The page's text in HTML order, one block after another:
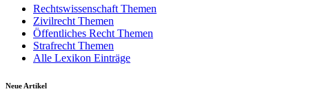
Rechtswissenschaft Themen
Zivilrecht Themen
Öffentliches Recht Themen
Strafrecht Themen
Alle Lexikon Einträge
Neue Artikel